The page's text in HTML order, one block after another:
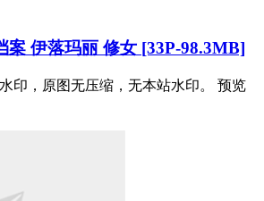
案 伊落玛丽 修女 [33P-98.3MB]
印，原图无压缩，无本站水印。 预览